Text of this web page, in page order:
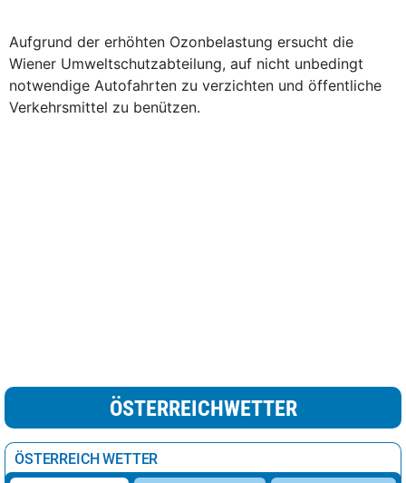
Aufgrund der erhöhten Ozonbelastung ersucht die
Wiener Umweltschutzabteilung, auf nicht unbedingt
notwendige Autofahrten zu verzichten und öffentliche
Verkehrsmittel zu benützen.
ÖSTERREICHWETTER
ÖSTERREICH WETTER